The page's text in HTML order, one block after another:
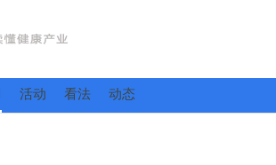
活动 看法 动态